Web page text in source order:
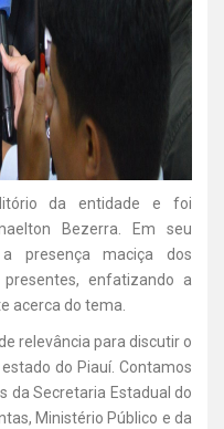
da entidade e foi
Bezerra. Em seu
presença maciça dos
enfatizando a
acerca do tema.
relevância para discutir o
do Piauí. Contamos
da Secretaria Estadual do
Ministério Público e da